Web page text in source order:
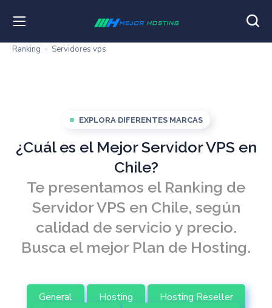
Ranking » Servidores vps
EXPLORA DIFERENTES MARCAS
¿Cuál es el Mejor Servidor VPS en
Chile?
Te presentamos el Ranking de
Servidor VPS en Chile, según
calidad de servicio y precio.
Busca el mejor Plan de Hosting.
General Hosting
Hosting Reseller